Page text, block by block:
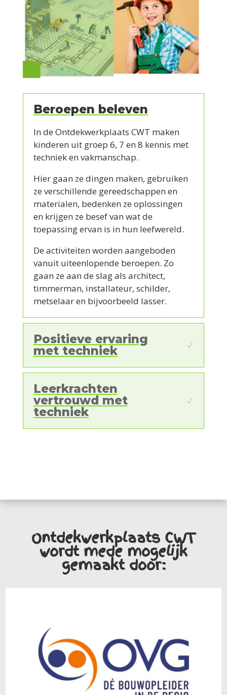
Beroepen beleven
In de Ontdekwerkplaats CWT maken
kinderen uit groep 6, 7 en 8 kennis met
techniek en vakmanschap.
Hier gaan ze dingen maken, gebruiken
ze verschillende gereedschappen en
materialen, bedenken ze oplossingen
en krijgen ze besef van wat de
toepassing ervan is in hun leefwereld.
De activiteiten worden aangeboden
vanuit uiteenlopende beroepen. Zo
gaan ze aan de slag als architect,
timmerman, installateur, schilder,
metselaar en bijvoorbeeld lasser.
Positieve ervaring
met techniek
Leerkrachten
vertrouwd met
techniek
Ontdekwerkplaats CWT
wordt mede mogelijk
gemaakt door: